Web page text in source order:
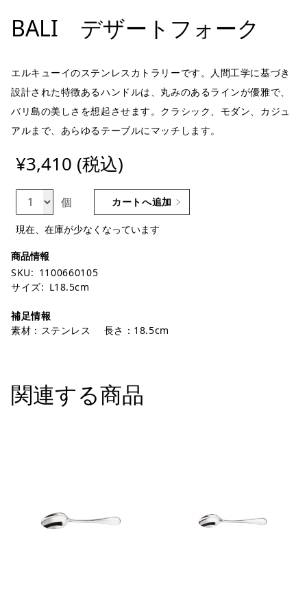
BALI デザートフォーク
エルキューイのステンレスカトラリーです。人間工学に基づき
設計された特徴あるハンドルは、丸みのあるラインが優雅で、
バリ島の美しさを想起させます。クラシック、モダン、カジュ
アルまで、あらゆるテーブルにマッチします。
¥3,410 (税込)
個 カートへ追加
現在、在庫が少なくなっています
SKU: 1100660105
サイズ: L18.5cm
補足情報
素材：ステンレス 長さ：18.5cm
関連する商品